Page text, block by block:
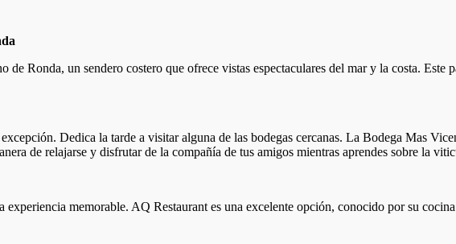
de Ronda, un sendero costero que ofrece vistas espectaculares del mar y la costa. Este
Dedica la tarde a visitar alguna de las bodegas cercanas. La Bodega Mas
de relajarse y disfrutar de la compañía de tus amigos mientras aprendes sobre la
experiencia memorable. AQ Restaurant es una excelente opción, conocido por su